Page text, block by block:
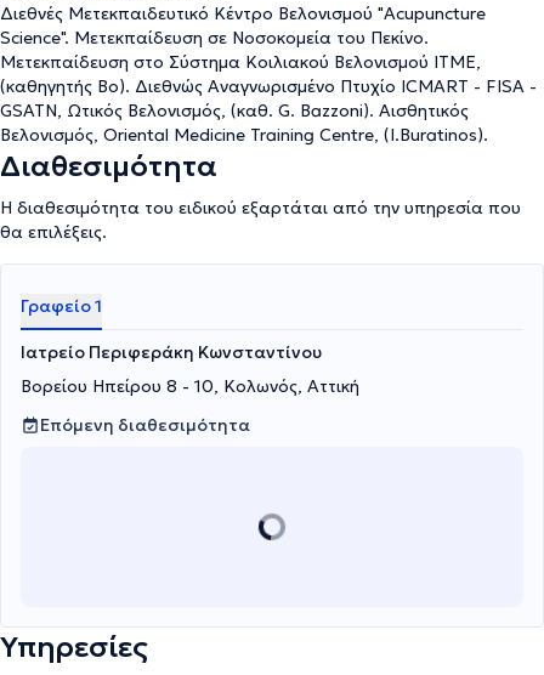
Διεθνές Μετεκπαιδευτικό Κέντρο Βελονισμού "Acupuncture
Science". Μετεκπαίδευση σε Νοσοκομεία του Πεκίνο.
Μετεκπαίδευση στο Σύστημα Κοιλιακού Βελονισμού ΙΤΜΕ,
(καθηγητής Bo). Διεθνώς Αναγνωρισμένο Πτυχίο ICMART - FISA -
GSATN, Ωτικός Βελονισμός, (καθ. G. Bazzoni). Αισθητικός
Βελονισμός, Oriental Medicine Training Centre, (I.Buratinos).
Διαθεσιμότητα
Η διαθεσιμότητα του ειδικού εξαρτάται από την υπηρεσία που
θα επιλέξεις.
Γραφείο 1
Ιατρείο Περιφεράκη Κωνσταντίνου
Βορείου Ηπείρου 8 - 10, Κολωνός, Αττική
Επόμενη διαθεσιμότητα
Υπηρεσίες